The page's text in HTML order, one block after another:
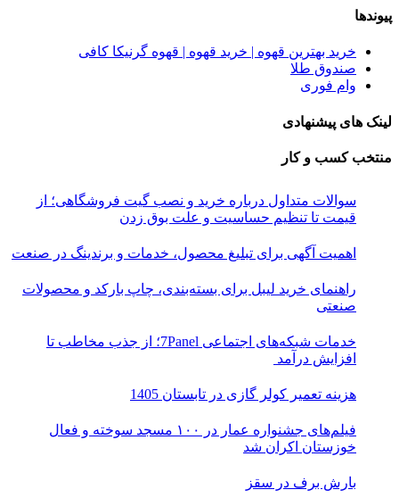
پیوندها
خرید بهترین قهوه | خرید قهوه | قهوه گرنیکا کافی
صندوق طلا
وام فوری
لینک های پیشنهادی
منتخب کسب و کار
سوالات متداول درباره خرید و نصب گیت فروشگاهی؛ از
قیمت تا تنظیم حساسیت و علت بوق زدن
اهمیت آگهی برای تبلیغ محصول، خدمات و برندینگ در صنعت
راهنمای خرید لیبل برای بسته‌بندی، چاپ بارکد و محصولات
صنعتی
خدمات شبکه‌های اجتماعی 7Panel؛ از جذب مخاطب تا
افزایش درآمد
هزینه تعمیر کولر گازی در تابستان 1405
فیلم‌های جشنواره عمار در ۱۰۰ مسجد سوخته و فعال
خوزستان اکران شد
بارش برف در سقز